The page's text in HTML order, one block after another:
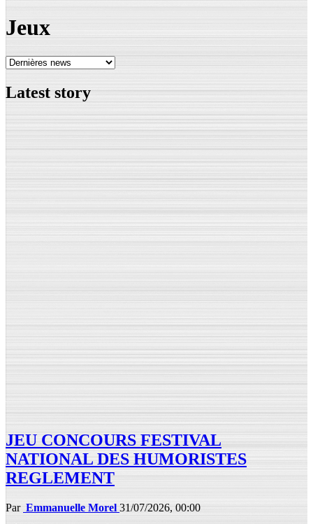
Jeux
Latest story
JEU CONCOURS FESTIVAL
NATIONAL DES HUMORISTES
REGLEMENT
Par Emmanuelle Morel 31/07/2026, 00:00